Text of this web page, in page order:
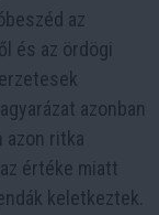
az
és az ördögi
azonban
azon ritka
értéke miatt
keletkeztek.